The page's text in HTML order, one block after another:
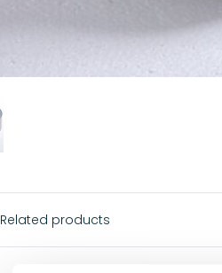
Related products